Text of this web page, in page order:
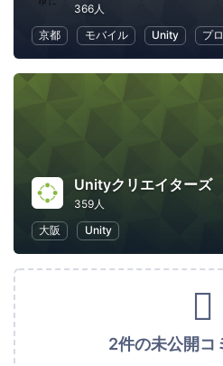
366人
京都
モバイル Unity プ
Unityクリエイターズ
359人
大阪
Unity
2件の未公開コ